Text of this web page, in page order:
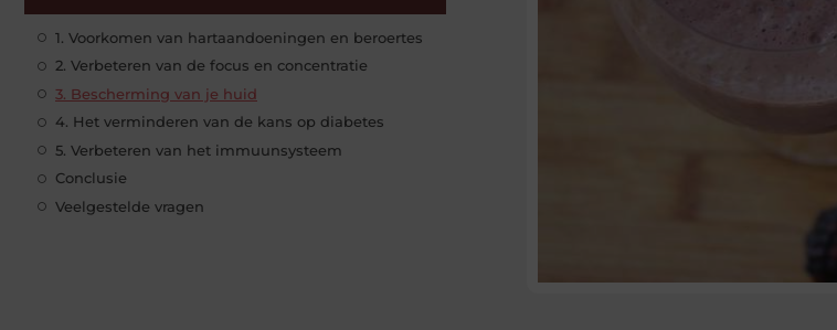
1. Voorkomen van hartaandoeningen en beroertes
2. Verbeteren van de focus en concentratie
3. Bescherming van je huid
4. Het verminderen van de kans op diabetes
5. Verbeteren van het immuunsysteem
Conclusie
Veelgestelde vragen